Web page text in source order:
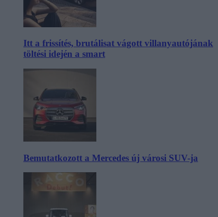
Itt a frissítés, brutálisat vágott villanyautójának
töltési idején a smart
Bemutatkozott a Mercedes új városi SUV-ja